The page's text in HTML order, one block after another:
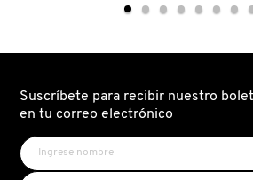
DURACIÓN
Suscríbete para recibir nuestro
en tu correo electrónico